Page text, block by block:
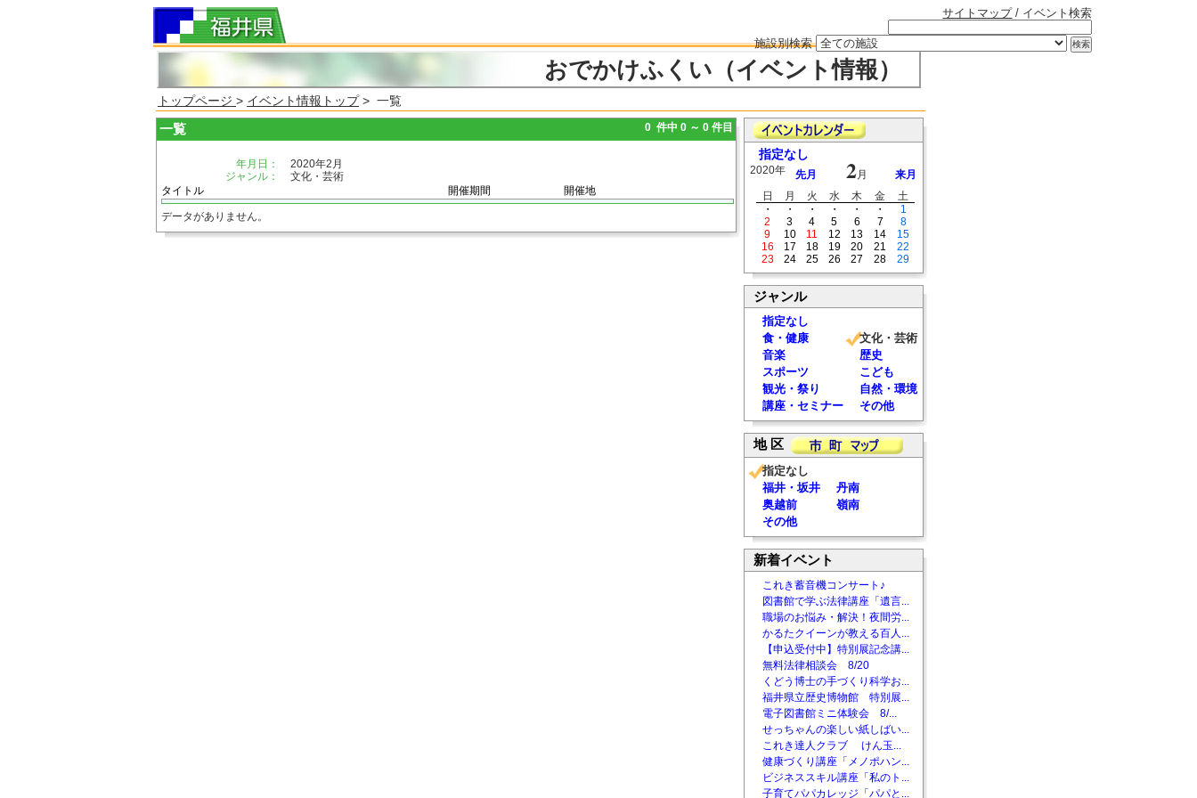
サイトマップ/ イベント検索
施設別検索
おでかけふくい（イベント情報）
トップページ > イベント情報トップ> 一覧
一覧 0 件中 0 ～ 0 件目
年月日：
2020年2月
ジャンル：
文化・芸術
タイトル
開催期間 開催地
データがありません。
指定なし
2020年 先月 2月
来月
日
月 火 水 木 金
土
・
・ ・ ・ ・ ・
1
2
3 4 5 6 7
8
9
10 11 12 13 14
15
16
17 18 19 20 21
22
23
24 25 26 27 28 29
ジャンル
指定なし
食・健康
文化・芸術
音楽
歴史
スポーツ
こども
観光・祭り
自然・環境
講座・セミナー
その他
地 区
指定なし
福井・坂井
丹南
奥越前
嶺南
その他
新着イベント
これき蓄音機コンサート♪
図書館で学ぶ法律講座「遺言...
職場のお悩み・解決！夜間労...
かるたクイーンが教える百人...
【申込受付中】特別展記念講...
無料法律相談会 8/20
くどう博士の手づくり科学お...
福井県立歴史博物館 特別展...
電子図書館ミニ体験会 8/...
せっちゃんの楽しい紙しばい...
これき達人クラブ けん玉...
健康づくり講座「メノポハン...
ビジネススキル講座「私のト...
子育てパパカレッジ「パパと...